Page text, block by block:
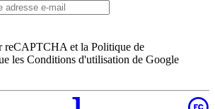
reCAPTCHA et la Politique de
les Conditions d'utilisation de Google